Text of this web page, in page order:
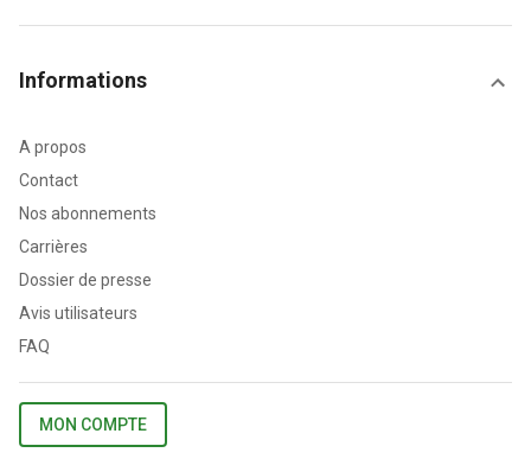
Informations
A propos
Contact
Nos abonnements
Carrières
Dossier de presse
Avis utilisateurs
FAQ
MON COMPTE